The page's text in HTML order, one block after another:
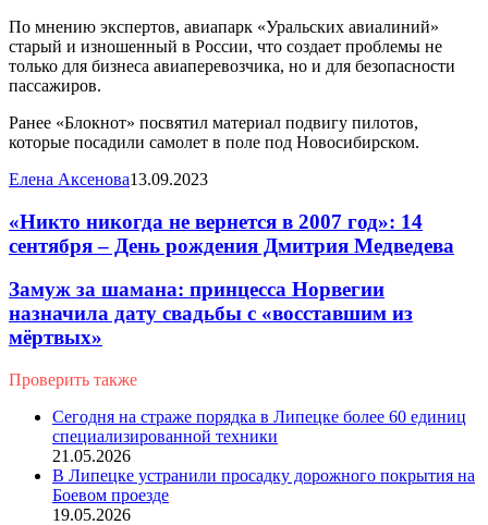
По мнению экспертов, авиапарк «Уральских авиалиний»
старый и изношенный в России, что создает проблемы не
только для бизнеса авиаперевозчика, но и для безопасности
пассажиров.
Ранее «Блокнот» посвятил материал подвигу пилотов,
которые посадили самолет в поле под Новосибирском.
Елена Аксенова13.09.2023
«Никто никогда не вернется в 2007 год»: 14
сентября – День рождения Дмитрия Медведева
Замуж за шамана: принцесса Норвегии
назначила дату свадьбы с «восставшим из
мёртвых»
Проверить также
Сегодня на страже порядка в Липецке более 60 единиц
специализированной техники
21.05.2026
В Липецке устранили просадку дорожного покрытия на
Боевом проезде
19.05.2026